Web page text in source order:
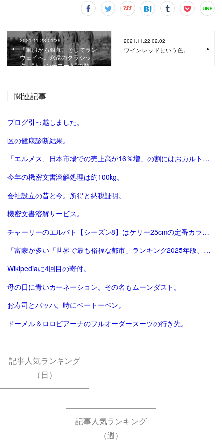
2021.11.23 01:39
「軍服から銀幕、そしてラン
ウェイへ。永遠のクラシッ
ク、“トレンチコート”の歴…
2021.11.22 02:02
ワインレッドという色。
関連記事
ブログ引っ越しました。
区の健康診断結果。
「エルメス、日本市場での売上高が16％増」の割にはおカルト系（笑）は減った気がする。
今年の機密文書溶解処理は約100kg。
会社設立の昔と今。所得と納税証明。
機密文書溶解サービス。
チャーリーのエルパト【シーズン8】はケリー25cmの定番カラーで終了。
「富豪が多い「世界で最も裕福な都市」ランキング2025年版、東京が2年連続3位 | Forbes JAPAN 公式サイト（フォーブス ジャパン）」
Wikipediaに4回目の寄付。
母の日に青いカーネーション。その名もムーンダスト。
お寿司とバッハ。時にベートーベン。
ドーメル＆ロロピアーナのフルオーダースーツの行き先。
記事人気ランキング
（日）
記事人気ランキング
（週）